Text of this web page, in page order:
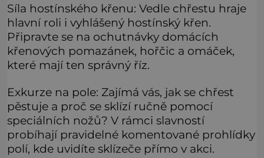
Síla hostínského křenu: Vedle chřestu hraje
hlavní roli i vyhlášený hostínský křen.
Připravte se na ochutnávky domácích
křenových pomazánek, hořčic a omáček,
které mají ten správný říz.
Exkurze na pole: Zajímá vás, jak se chřest
pěstuje a proč se sklízí ručně pomocí
speciálních nožů? V rámci slavností
probíhají pravidelné komentované prohlídky
polí, kde uvidíte sklízeče přímo v akci.